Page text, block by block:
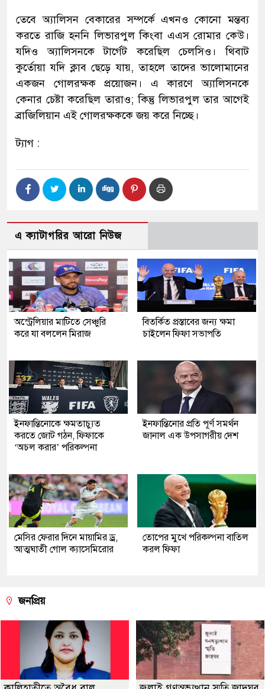
তেবে অ্যালিসন বেকারের সম্পর্কে এখনও কোনো মন্তব্য
করতে রাজি হননি লিভারপুল কিংবা এএস রোমার কেউ।
যদিও অ্যালিসনকে টার্গেট করেছিল চেলসিও। থিবাট
কুর্তোয়া যদি ক্লাব ছেড়ে যায়, তাহলে তাদের ভালোমানের
একজন গোলরক্ষক প্রয়োজন। এ কারণে অ্যালিসনকে
কেনার চেষ্টা করেছিল তারাও; কিন্তু লিভারপুল তার আগেই
ব্রাজিলিয়ান এই গোলরক্ষককে জয় করে নিচ্ছে।
ট্যাগ :
এ ক্যাটাগরির আরো নিউজ
অস্ট্রেলিয়ার মাটিতে সেঞ্চুরি
করে যা বললেন মিরাজ
বিতর্কিত প্রস্তাবের জন্য ক্ষমা
চাইলেন ফিফা সভাপতি
ইনফান্তিনোকে ক্ষমতাচ্যুত
করতে জোট গঠন, ফিফাকে
‘অচল করার’ পরিকল্পনা
ইনফান্তিনোর প্রতি পূর্ণ সমর্থন
জানাল এক উপসাগরীয় দেশ
মেসির ফেরার দিনে মায়ামির ড্র,
আত্মঘাতী গোল ক্যাসেমিরোর
তোপের মুখে পরিকল্পনা বাতিল
করল ফিফা
জনপ্রিয়